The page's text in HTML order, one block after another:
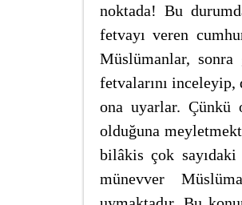
noktada! Bu
fetvayı veren
Müslümanlar,
fetvalarını
ona uyarlar. Çünkü
olduğuna
bilâkis çok sayıdaki
münevver